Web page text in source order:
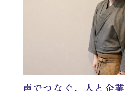
声でつなぐ、人と企業